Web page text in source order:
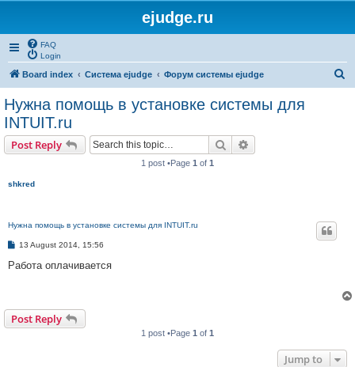
ejudge.ru
FAQ
Login
Board index Система ejudge Форум системы ejudge
Нужна помощь в установке системы для
INTUIT.ru
Post Reply Search
1 post •Page 1 of 1
shkred
Нужна помощь в установке системы для INTUIT.ru
P
s
13 August 2014, 15:56
Работа оплачивается
Post Reply
1 post •Page 1 of 1
Jump to